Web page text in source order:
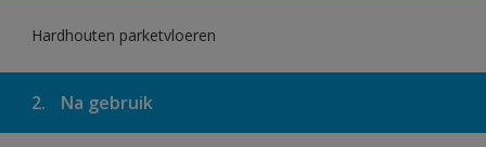
Hardhouten parketvloeren
2. Na gebruik